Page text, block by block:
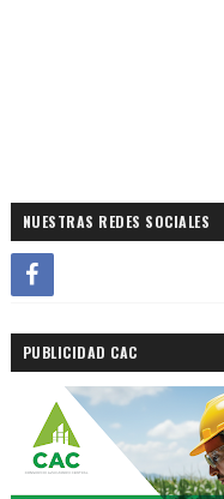
NUESTRAS REDES SOCIALES
PUBLICIDAD CAC